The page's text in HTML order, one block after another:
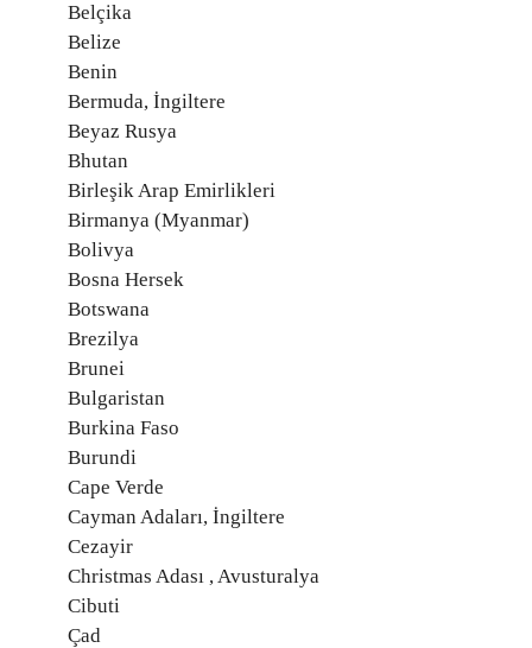
Belçika
Belize
Benin
Bermuda, İngiltere
Beyaz Rusya
Bhutan
Birleşik Arap Emirlikleri
Birmanya (Myanmar)
Bolivya
Bosna Hersek
Botswana
Brezilya
Brunei
Bulgaristan
Burkina Faso
Burundi
Cape Verde
Cayman Adaları, İngiltere
Cezayir
Christmas Adası , Avusturalya
Cibuti
Çad